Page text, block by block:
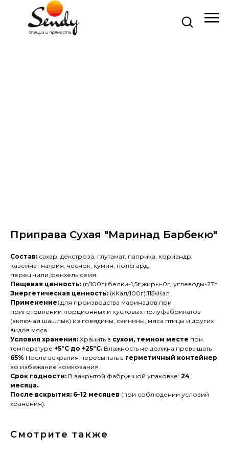
Приправа Сухая "Маринад Барбекю"
Состав: сахар, декстроза, глутамат, паприка, кориандр,
казеинат натрия, чеснок, кумин, полсгард,
перец чили,фенхель семя.
Пищевая ценность: (г/100г):белки-1,5г,жиры-0г, углеводы-27г
Энергетическая ценность: (кКал/100г):115кКал
Применение: для производства маринадов при
приготовлении порционных и кусковых полуфабрикатов
(включая шашлык) из говядины, свинины, мяса птицы и других
видов мяса.
Условия хранения: Хранить в сухом, темном месте при
температуре +5°C до +25°C. Влажность не должна превышать
65% После вскрытия пересыпать в герметичный контейнер
во избежание комкования.
Срок годности: В закрытой фабричной упаковке: 24
месяца.
После вскрытия: 6–12 месяцев (при соблюдении условий
хранения).
Смотрите также